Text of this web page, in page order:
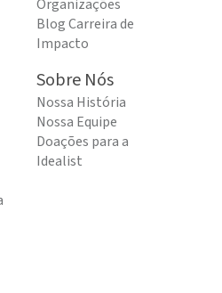
Organizações
Blog Carreira de
Impacto
Sobre Nós
Nossa História
Nossa Equipe
Doações para a
Idealist